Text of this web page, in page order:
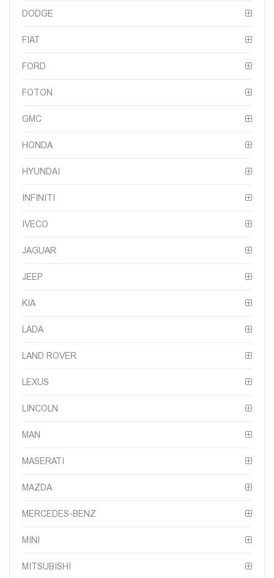
DODGE
FIAT
FORD
FOTON
GMC
HONDA
HYUNDAI
INFINITI
IVECO
JAGUAR
JEEP
KIA
LADA
LAND ROVER
LEXUS
LINCOLN
MAN
MASERATI
MAZDA
MERCEDES-BENZ
MINI
MITSUBISHI